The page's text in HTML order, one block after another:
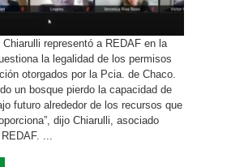
Chiarulli representó a REDAF en la
la legalidad de los permisos
otorgados por la Pcia. de Chaco.
un bosque pierdo la capacidad de
futuro alrededor de los recursos que
dijo Chiarulli, asociado
...